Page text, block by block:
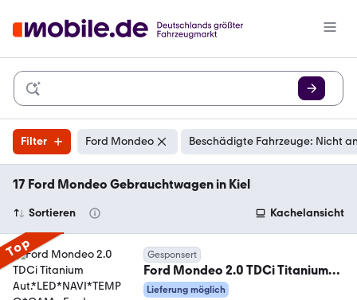
Filter Ford Mondeo Beschädigte Fahrzeuge: Nicht
17 Ford Mondeo Gebrauchtwagen in Kiel
Sortieren Kachelansicht
Top Gesponsert
Ford Mondeo 2.0 TDCi Titanium
Aut.*LED*NAVI*TEMPO*CAM
Lieferung möglich